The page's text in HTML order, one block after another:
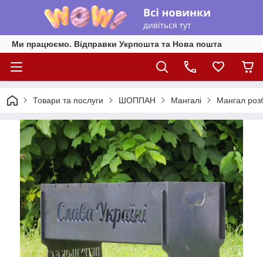
Ми працюємо. Відправки Укрпошта та Нова пошта
Товари та послуги ШОППАН Мангалі Мангал